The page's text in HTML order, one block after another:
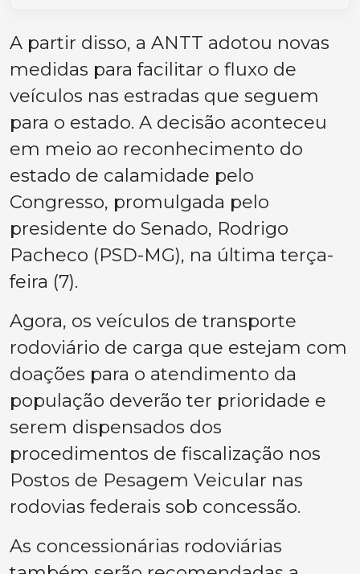
A partir disso, a ANTT adotou novas
medidas para facilitar o fluxo de
veículos nas estradas que seguem
para o estado. A decisão aconteceu
em meio ao reconhecimento do
estado de calamidade pelo
Congresso, promulgada pelo
presidente do Senado, Rodrigo
Pacheco (PSD-MG), na última terça-
feira (7).
Agora, os veículos de transporte
rodoviário de carga que estejam com
doações para o atendimento da
população deverão ter prioridade e
serem dispensados dos
procedimentos de fiscalização nos
Postos de Pesagem Veicular nas
rodovias federais sob concessão.
As concessionárias rodoviárias